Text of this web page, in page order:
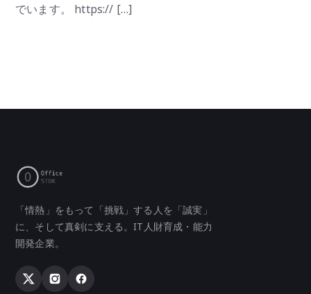
でいます。 https:// […]
「情熱」をもって「挑戦」する人を「誠実」
に、そして真剣に支える。IT人財育成・能力
開発企業。